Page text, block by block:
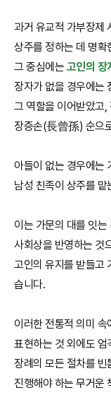
과거 유교적 가부장제
상주를 정하는 데 명
그 중심에는 고인의
장자가 없을 경우에는
그 역할을 이어받았고,
장증손(長曾孫) 순으
아들이 없는 경우에는
남성 친족이 상주를
이는 가문의 대를 잇는
사회상을 반영하는 것
고인의 유지를 받들고
습니다.
이러한 전통적 의미
표현하는 것 외에도 엄
장례의 모든 절차를 빈
진행해야 하는 무거운